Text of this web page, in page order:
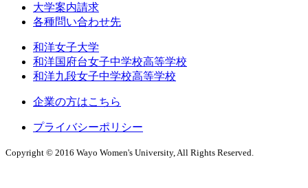
大学案内請求
各種問い合わせ先
和洋女子大学
和洋国府台女子中学校高等学校
和洋九段女子中学校高等学校
企業の方はこちら
プライバシーポリシー
Copyright © 2016 Wayo Women's University, All Rights Reserved.